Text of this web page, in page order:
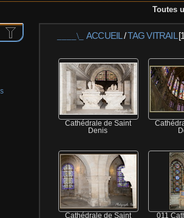
Toutes
ACCUEIL/TAGVITRAIL
Cathédrale de Saint
Denis
Cathédrale de Saint
011